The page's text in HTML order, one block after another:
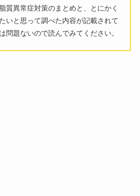
質異常症対策のまとめと、とにかく
いと思って調べた内容が記載されて
問題ないので読んでみてください。